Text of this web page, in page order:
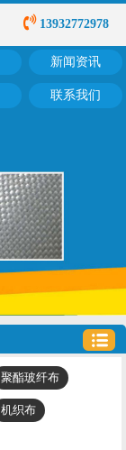
13932772978
新闻资讯
联系我们
聚酯玻纤布
机织布